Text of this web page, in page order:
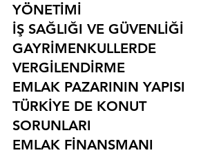
YÖNETİMİ
İŞ SAĞLIĞI VE GÜVENLİĞİ
GAYRİMENKULLERDE
VERGİLENDİRME
EMLAK PAZARININ YAPISI
TÜRKİYE DE KONUT
SORUNLARI
EMLAK FİNANSMANI